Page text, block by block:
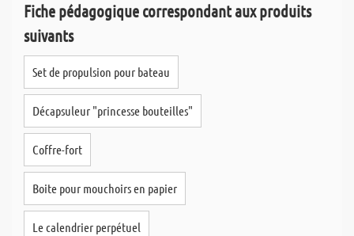
Fiche pédagogique correspondant aux produits
suivants
Set de propulsion pour bateau
Décapsuleur "princesse bouteilles"
Coffre-fort
Boite pour mouchoirs en papier
Le calendrier perpétuel